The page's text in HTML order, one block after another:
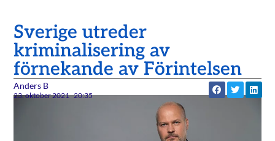
Sverige utreder
kriminalisering av
förnekande av Förintelsen
Anders B
23. oktober 2021 20:35